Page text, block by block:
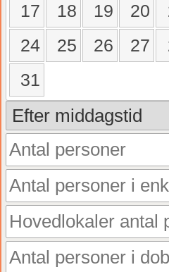
17
18 19 20
24
25 26 27
31